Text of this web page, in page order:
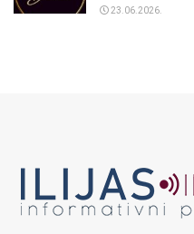
23.06.2026.